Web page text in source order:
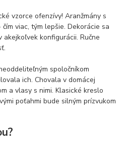
vzorce ofenzívy! Aranžmány s
viac, tým lepšie. Dekorácie sa
konfigurácii. Ručne
spoločníkom
ich. Chovala v domácej
a vlasy s nimi. Klasické kreslo
poťahmi bude silným prízvukom